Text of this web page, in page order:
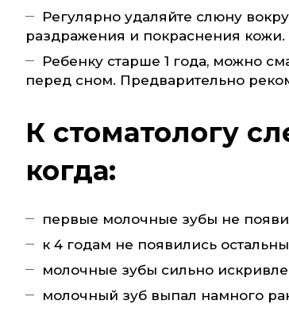
Регулярно удаляйте слюну
раздражения и покраснения кожи.
Ребенку старше 1 года, можно
перед сном. Предварительно
К стоматологу
когда:
первые молочные зубы не
к 4 годам не появились
молочные зубы сильно
молочный зуб выпал намного